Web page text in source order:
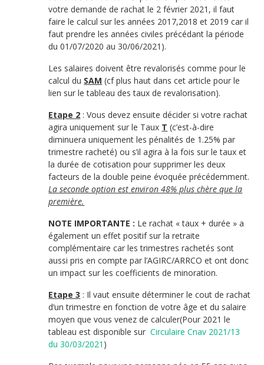
votre demande de rachat le 2 février 2021, il faut
faire le calcul sur les années 2017,2018 et 2019 car il
faut prendre les années civiles précédant la période
du 01/07/2020 au 30/06/2021).
Les salaires doivent être revalorisés comme pour le
calcul du SAM (cf plus haut dans cet article pour le
lien sur le tableau des taux de revalorisation).
Etape 2 : Vous devez ensuite décider si votre rachat
agira uniquement sur le Taux T (c’est-à-dire
diminuera uniquement les pénalités de 1.25% par
trimestre racheté) ou s’il agira à la fois sur le taux et
la durée de cotisation pour supprimer les deux
facteurs de la double peine évoquée précédemment.
La seconde option est environ 48% plus chère que la
première.
NOTE IMPORTANTE : Le rachat « taux + durée » a
également un effet positif sur la retraite
complémentaire car les trimestres rachetés sont
aussi pris en compte par l’AGIRC/ARRCO et ont donc
un impact sur les coefficients de minoration.
Etape 3 : Il vaut ensuite déterminer le cout de rachat
d’un trimestre en fonction de votre âge et du salaire
moyen que vous venez de calculer(Pour 2021 le
tableau est disponible surCirculaireCnav 2021/13
du 30/03/2021 )